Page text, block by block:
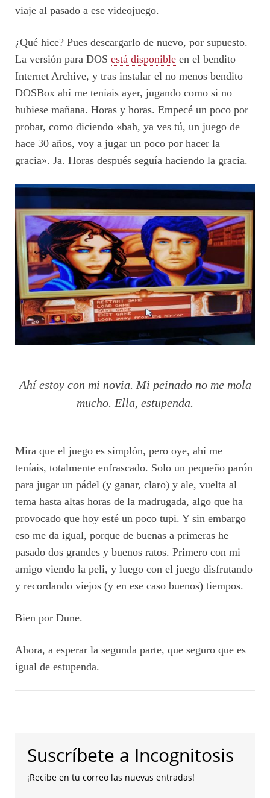
viaje al pasado a ese videojuego.
¿Qué hice? Pues descargarlo de nuevo, por supuesto.
La versión para DOS está disponible en el bendito
Internet Archive, y tras instalar el no menos bendito
DOSBox ahí me teníais ayer, jugando como si no
hubiese mañana. Horas y horas. Empecé un poco por
probar, como diciendo «bah, ya ves tú, un juego de
hace 30 años, voy a jugar un poco por hacer la
gracia». Ja. Horas después seguía haciendo la gracia.
Ahí estoy con mi novia. Mi peinado no me mola
mucho. Ella, estupenda.
Mira que el juego es simplón, pero oye, ahí me
teníais, totalmente enfrascado. Solo un pequeño parón
para jugar un pádel (y ganar, claro) y ale, vuelta al
tema hasta altas horas de la madrugada, algo que ha
provocado que hoy esté un poco tupi. Y sin embargo
eso me da igual, porque de buenas a primeras he
pasado dos grandes y buenos ratos. Primero con mi
amigo viendo la peli, y luego con el juego disfrutando
y recordando viejos (y en ese caso buenos) tiempos.
Bien por Dune.
Ahora, a esperar la segunda parte, que seguro que es
igual de estupenda.
Suscríbete a Incognitosis
¡Recibe en tu correo las nuevas entradas!